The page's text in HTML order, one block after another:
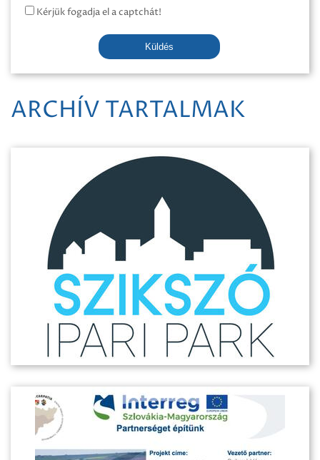
Kérjük fogadja el a captchát!
Küldés
ARCHÍV TARTALMAK